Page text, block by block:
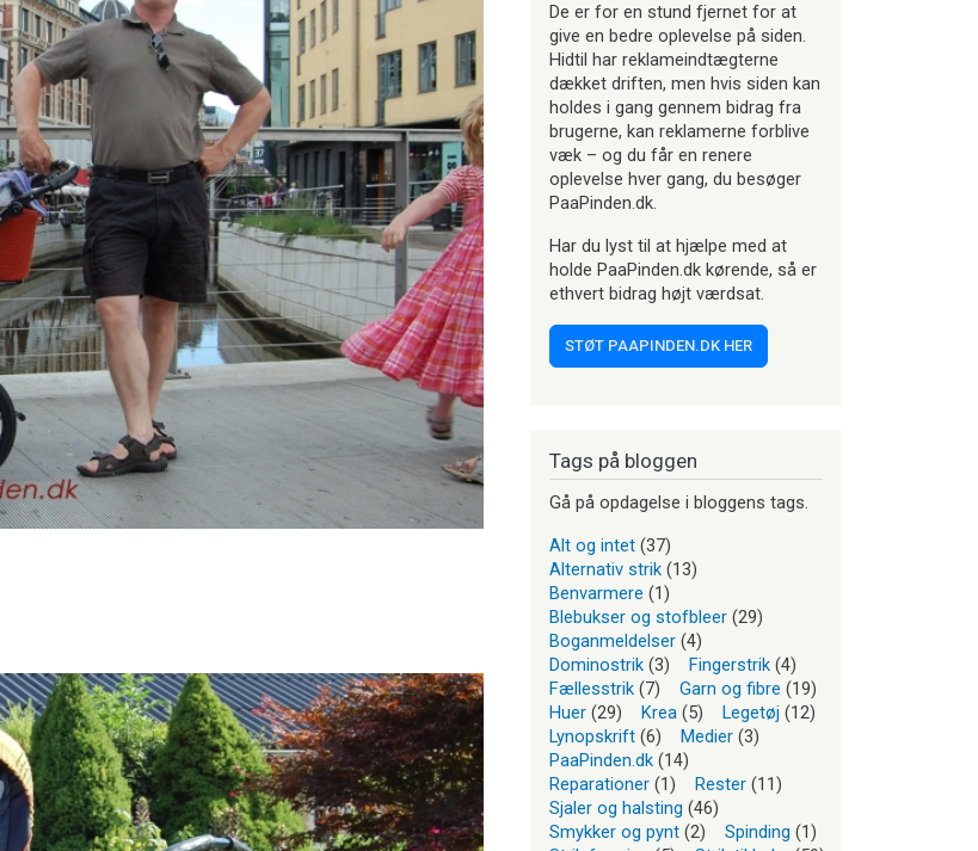
De er for en stund fjernet for at
give en bedre oplevelse på siden.
Hidtil har reklameindtægterne
dækket driften, men hvis siden kan
holdes i gang gennem bidrag fra
brugerne, kan reklamerne forblive
væk – og du får en renere
oplevelse hver gang, du besøger
PaaPinden.dk.
Har du lyst til at hjælpe med at
holde PaaPinden.dk kørende, så er
ethvert bidrag højt værdsat.
STØT PAAPINDEN.DK HER
Tags på bloggen
Gå på opdagelse i bloggens tags.
Alt og intet (37)
Alternativ strik (13)
Benvarmere (1)
Blebukser og stofbleer (29)
Boganmeldelser (4)
Dominostrik (3) Fingerstrik (4)
Fællesstrik (7) Garn og fibre (19)
Huer (29) Krea (5) Legetøj (12)
Lynopskrift (6) Medier (3)
PaaPinden.dk (14)
Reparationer (1) Rester (11)
Sjaler og halsting (46)
Smykker og pynt (2) Spinding (1)